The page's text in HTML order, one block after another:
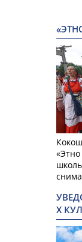
Х